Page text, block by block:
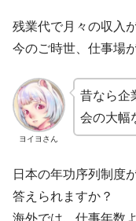
残業代で月々の収入
今のご時世、仕事場
ヨイヨさん
昔なら企
会の大幅
日本の年功序列制度
答えられますか？
海外では、仕事年数